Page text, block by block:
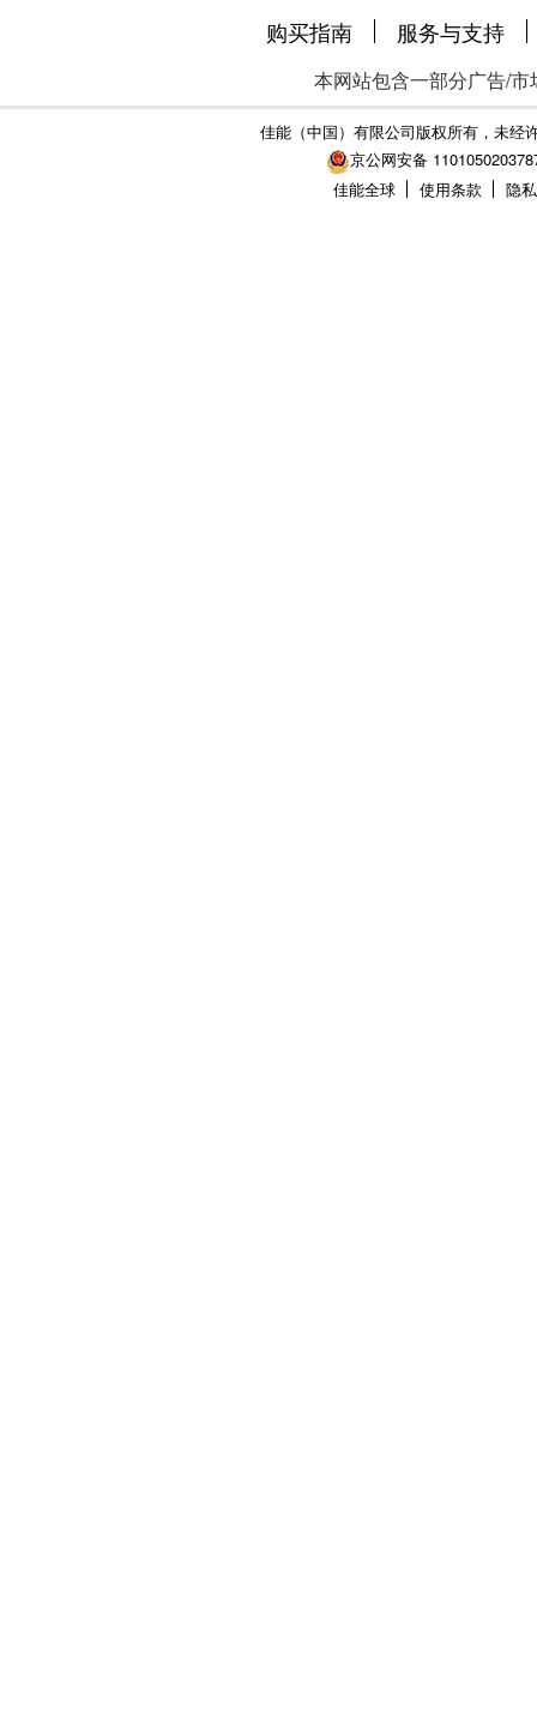
购买指南 服务与支持
本网站包含一部分广告/
佳能（中国）有限公司版权所有，未经
京公网安备
佳能全球
使用条款 隐